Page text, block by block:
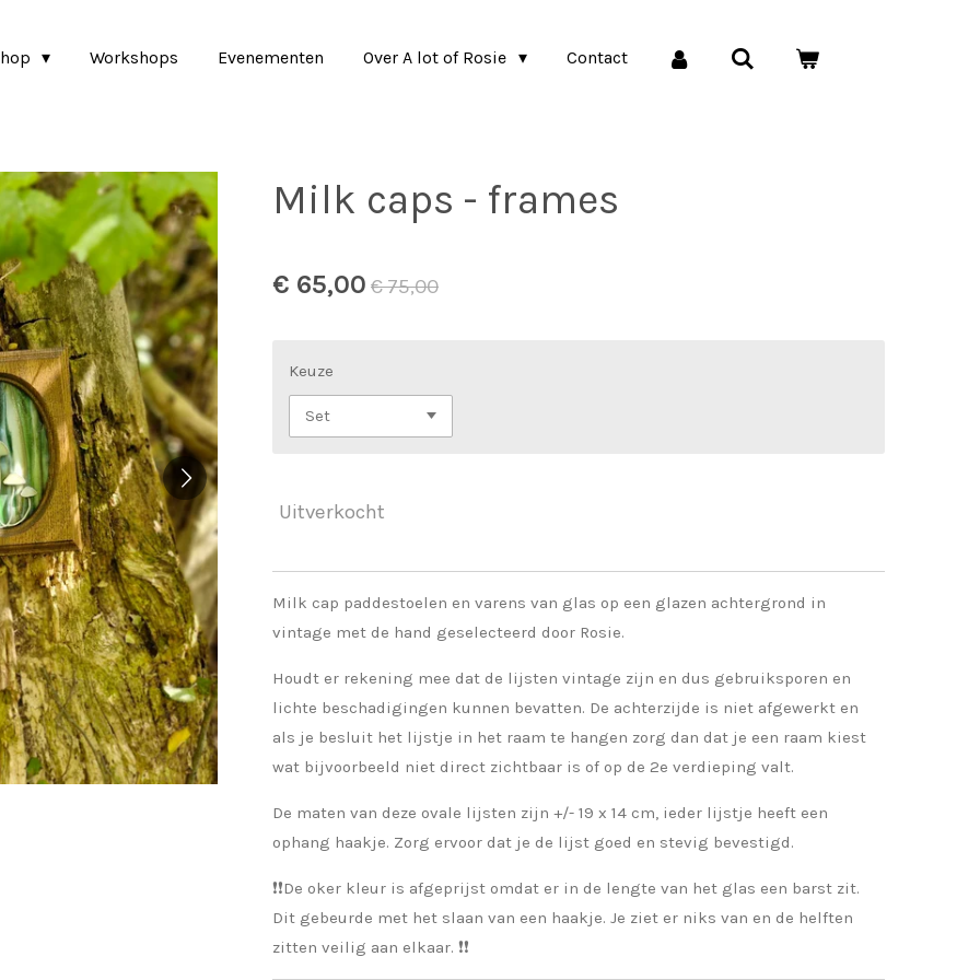
Workshops Evenementen Over A lot of Rosie Contact
Milk caps - frames
€ 65,00 € 75,00
Keuze
Uitverkocht
Milk cap paddestoelen en varens van glas op een glazen achtergrond in
vintage met de hand geselecteerd door Rosie.
Houdt er rekening mee dat de lijsten vintage zijn en dus gebruiksporen en
lichte beschadigingen kunnen bevatten. De achterzijde is niet afgewerkt en
als je besluit het lijstje in het raam te hangen zorg dan dat je een raam kiest
wat bijvoorbeeld niet direct zichtbaar is of op de 2e verdieping valt.
De maten van deze ovale lijsten zijn +/- 19 x 14 cm, ieder lijstje heeft een
ophang haakje. Zorg ervoor dat je de lijst goed en stevig bevestigd.
❗️❗️De oker kleur is afgeprijst omdat er in de lengte van het glas een barst zit.
Dit gebeurde met het slaan van een haakje. Je ziet er niks van en de helften
zitten veilig aan elkaar. ❗️❗️